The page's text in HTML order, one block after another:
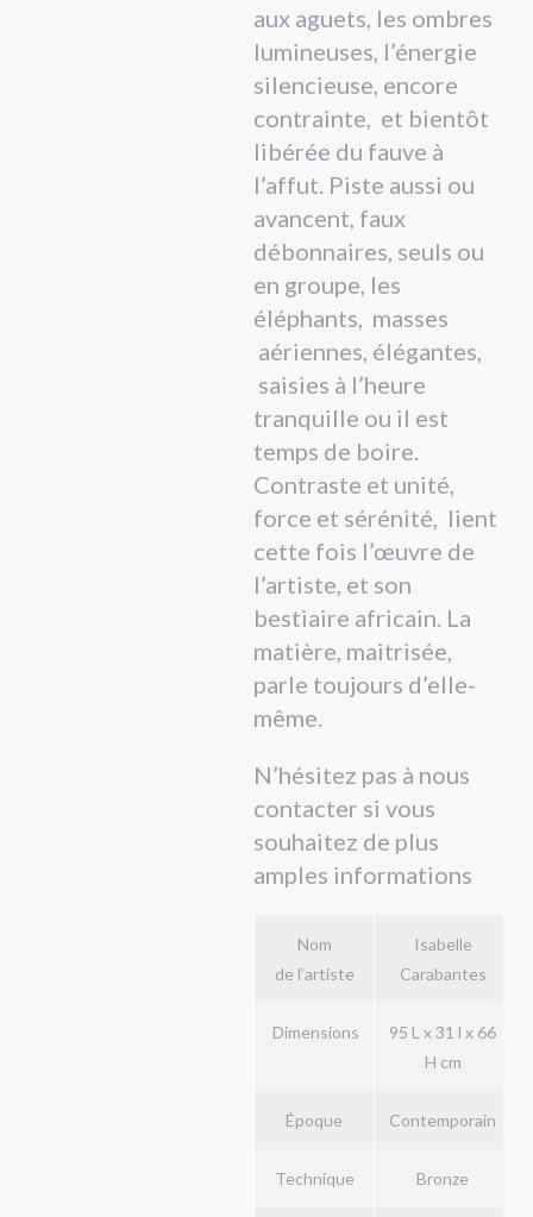
aux aguets, les ombres
lumineuses, l’énergie
silencieuse, encore
contrainte, et bientôt
libérée du fauve à
l’affut. Piste aussi ou
avancent, faux
débonnaires, seuls ou
en groupe, les
éléphants, masses
aériennes, élégantes,
saisies à l’heure
tranquille ou il est
temps de boire.
Contraste et unité,
force et sérénité, lient
cette fois l’œuvre de
l’artiste, et son
bestiaire africain. La
matière, maitrisée,
parle toujours d’elle-
même.
N’hésitez pas à nous
contacter si vous
souhaitez de plus
amples informations
Nom
de l’artiste
Isabelle
Carabantes
Dimensions
95 L x 31 l x 66
H cm
Époque Contemporain
Technique Bronze